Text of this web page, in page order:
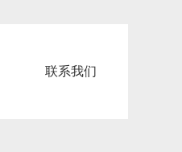
联系我们